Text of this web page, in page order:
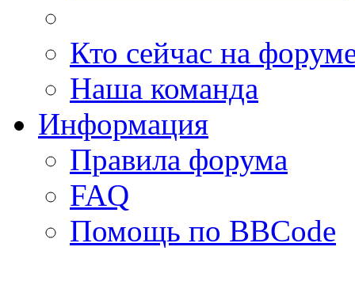
Кто сейчас на
Наша команда
Информация
Правила форума
FAQ
Помощь по BBCode